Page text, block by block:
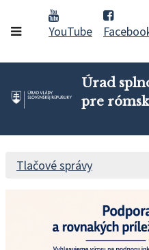
YouTube
Úrad
pre
Tlačové správy